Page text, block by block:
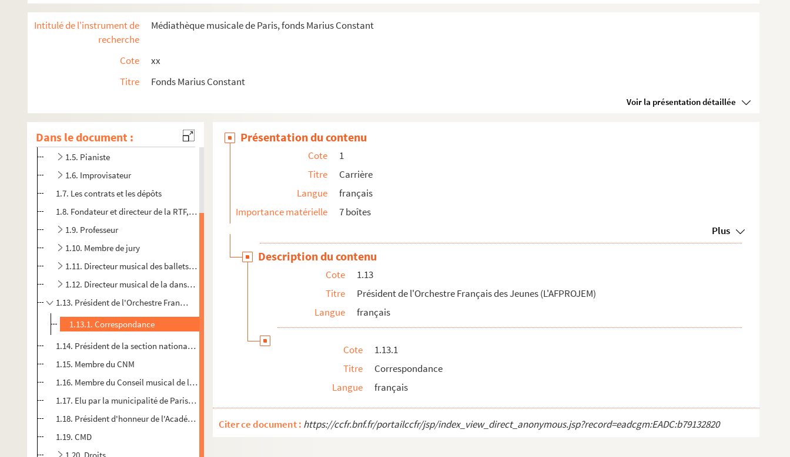
Intitulé de l'instrument de
recherche
Médiathèque musicale de Paris, fonds Marius Constant
Cote
xx
Titre
Fonds Marius Constant
Voir la présentation détaillée
Dans le document :
1.3. Compositeur et arrangeur
1.4. Chef d'orchestre
1.5. Pianiste
1.6. Improvisateur
1.7. Les contrats et les dépôts
1.8. Fondateur et directeur de la RTF, puis de l'ORTF
1.9. Professeur
1.10. Membre de jury
1.11. Directeur musical des ballets Roland Petit
1.12. Directeur musical de la danse à l'Opéra de Paris
1.13. Président de l'Orchestre Français des Jeunes (L'AFPROJEM)
1.13.1. Correspondance
1.14. Président de la section nationale de musique du CTIF
1.15. Membre du CNM
1.16. Membre du Conseil musical de la Fondation Prince Pierre de Monaco
1.17. Elu par la municipalité de Paris pour organiser des concerts gratuits
1.18. Président d'honneur de l'Académie supérieure Internationale de l'Académie de Gaillard
1.19. CMD
Présentation du contenu
Cote
1
Titre
Carrière
Langue
français
Importance matérielle
7 boîtes
Plus
Description du contenu
Cote
1.13
Titre
Président de l'Orchestre Français des Jeunes (L'AFPROJEM)
Langue
français
Cote
1.13.1
Titre
Correspondance
Langue
français
Citer ce document : https://ccfr.bnf.fr/portailccfr/jsp/index_view_direct_anonymous.jsp?record=eadcgm:EADC:b79132820